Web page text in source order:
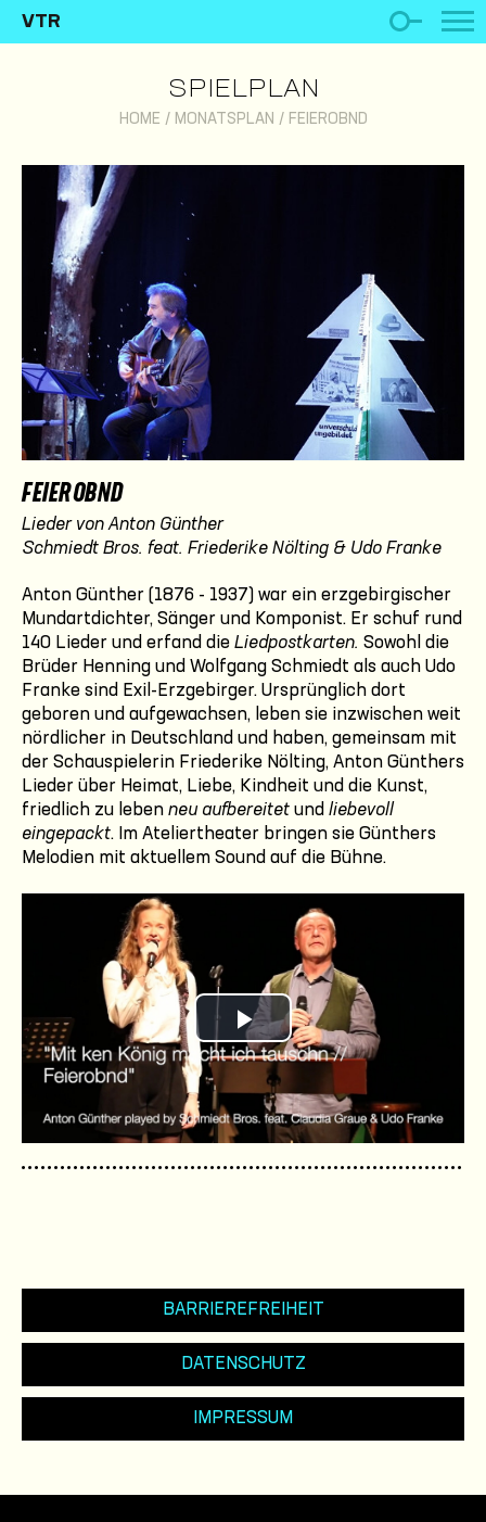
VTR
SPIELPLAN
HOME / MONATSPLAN / FEIEROBND
FEIEROBND
Lieder von Anton Günther
Schmiedt Bros. feat. Friederike Nölting & Udo Franke
Anton Günther (1876 - 1937) war ein erzgebirgischer
Mundartdichter, Sänger und Komponist. Er schuf rund
140 Lieder und erfand die Liedpostkarten. Sowohl die
Brüder Henning und Wolfgang Schmiedt als auch Udo
Franke sind Exil-Erzgebirger. Ursprünglich dort
geboren und aufgewachsen, leben sie inzwischen weit
nördlicher in Deutschland und haben, gemeinsam mit
der Schauspielerin Friederike Nölting, Anton Günthers
Lieder über Heimat, Liebe, Kindheit und die Kunst,
friedlich zu leben neu aufbereitet und liebevoll
eingepackt. Im Ateliertheater bringen sie Günthers
Melodien mit aktuellem Sound auf die Bühne.
Play
Video
BARRIEREFREIHEIT
DATENSCHUTZ
IMPRESSUM